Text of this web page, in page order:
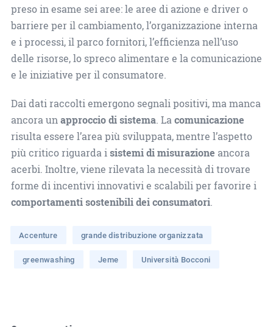
preso in esame sei aree: le aree di azione e driver o
barriere per il cambiamento, l’organizzazione interna
e i processi, il parco fornitori, l’efficienza nell’uso
delle risorse, lo spreco alimentare e la comunicazione
e le iniziative per il consumatore.
Dai dati raccolti emergono segnali positivi, ma manca
ancora unapproccio di sistema. Lacomunicazione
risulta essere l’area più sviluppata, mentre l’aspetto
più critico riguarda isistemi di misurazione ancora
acerbi. Inoltre, viene rilevata la necessità di trovare
forme di incentivi innovativi e scalabili per favorire i
comportamenti sostenibili dei consumatori.
Accenture grande distribuzione organizzata
greenwashing Jeme Università Bocconi